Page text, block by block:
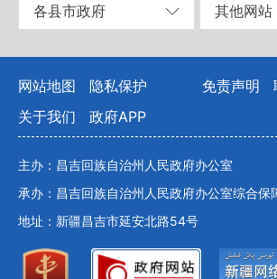
各县市政府 其他网站
网站地图 隐私保护 免责声明
关于我们
政府APP
主办：昌吉回族自治州人民政府办公室
承办：昌吉回族自治州人民政府办公室综合保
地址：新疆昌吉市延安北路54号